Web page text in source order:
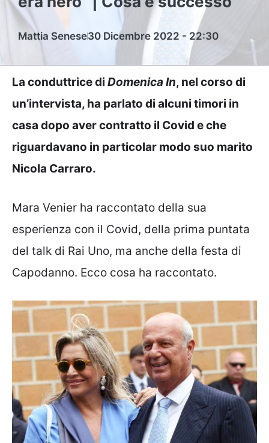
Mattia Senese30 Dicembre 2022 - 22:30
La conduttrice di Domenica In, nel corso di
un’intervista, ha parlato di alcuni timori in
casa dopo aver contratto il Covid e che
riguardavano in particolar modo suo marito
Nicola Carraro.
Mara Venier ha raccontato della sua
esperienza con il Covid, della prima puntata
del talk di Rai Uno, ma anche della festa di
Capodanno. Ecco cosa ha raccontato.